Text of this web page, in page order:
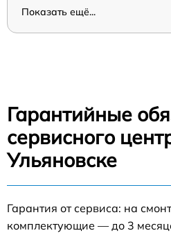
Показать ещё...
Гарантийные
сервисного
Ульяновске
Гарантия от сервиса: на
комплектующие — до 3